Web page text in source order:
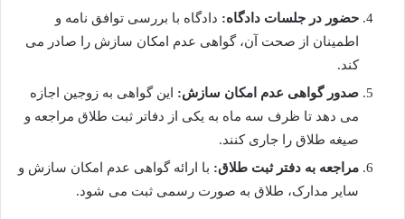
حضور در جلسات دادگاه: دادگاه با بررسی توافق نامه و
اطمینان از صحت آن، گواهی عدم امکان سازش را صادر می
کند.
صدور گواهی عدم امکان سازش: این گواهی به زوجین اجازه
می دهد تا ظرف سه ماه به یکی از دفاتر ثبت طلاق مراجعه و
صیغه طلاق را جاری کنند.
مراجعه به دفتر ثبت طلاق: با ارائه گواهی عدم امکان سازش و
سایر مدارک، طلاق به صورت رسمی ثبت می شود.